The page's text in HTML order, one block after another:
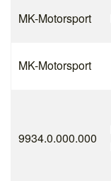
MK-Motorsport
MK-Motorsport
9934.0.000.000